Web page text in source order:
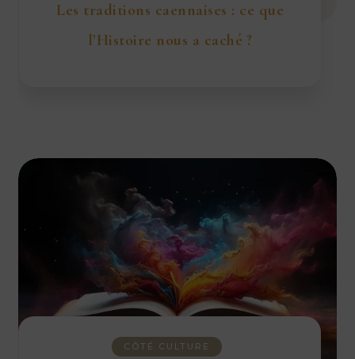
Les traditions caennaises : ce que
l’Histoire nous a caché ?
CÔTÉ CULTURE